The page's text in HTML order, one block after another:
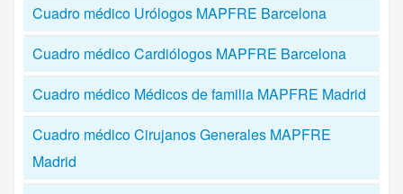
Cuadro médico Urólogos MAPFRE Barcelona
Cuadro médico Cardiólogos MAPFRE Barcelona
Cuadro médico Médicos de familia MAPFRE Madrid
Cuadro médico Cirujanos Generales MAPFRE
Madrid